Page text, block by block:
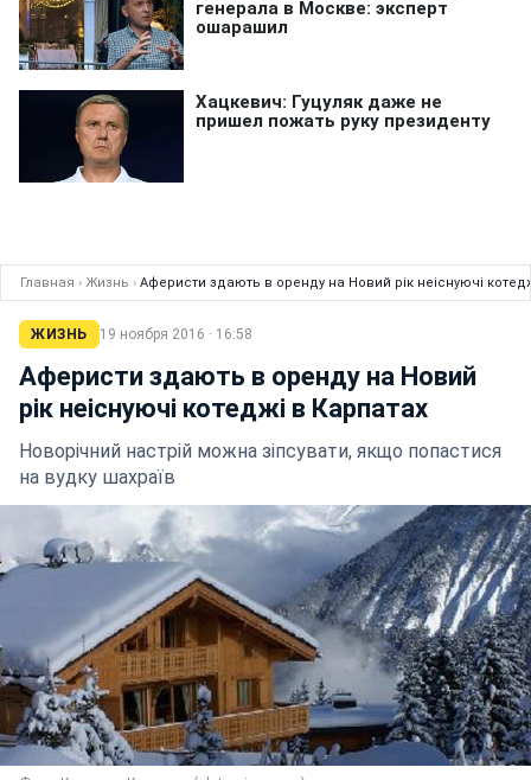
Главная › Жизнь › Аферисти здають в оренду на Новий рік неіснуючі
ЖИЗНЬ 19 ноября 2016 · 16:58
Аферисти здають в оренду на Новий
рік неіснуючі котеджі в Карпатах
Новорічний настрій можна зіпсувати, якщо попастися
на вудку шахраїв